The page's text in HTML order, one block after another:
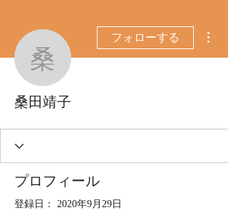
桑田靖子
フォローする
桑田靖子
プロフィール
登録日： 2020年9月29日